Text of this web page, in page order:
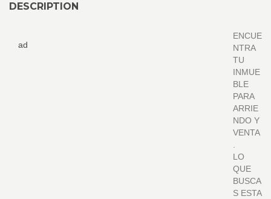
DESCRIPTION
ad
ENCUE
NTRA
TU
INMUE
BLE
PARA
ARRIE
NDO Y
VENTA
LO
QUE
BUSCA
S ESTA